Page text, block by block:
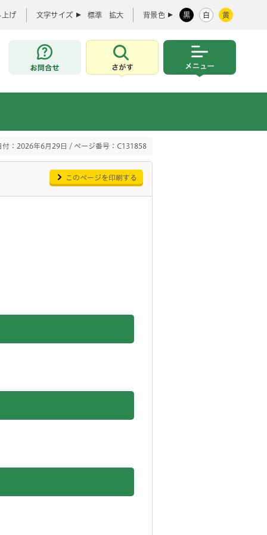
上げ 文字サイズ 標準 拡大 背景色 黒 白 黄
お問合せ
さがす
付：2026年6月29日 / ページ番号：C131858
このページを印刷する